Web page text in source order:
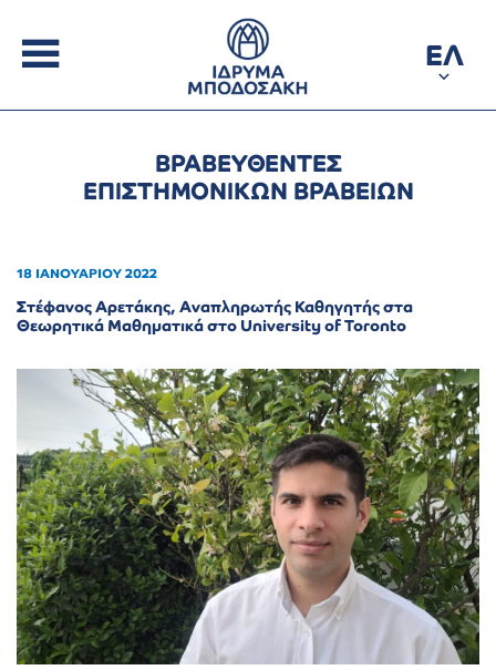
ΕΛ
ΒΡΑΒΕΥΘΕΝΤΕΣ
ΕΠΙΣΤΗΜΟΝΙΚΩΝ ΒΡΑΒΕΙΩΝ
18 ΙΑΝΟΥΑΡΙΟΥ 2022
Στέφανος Αρετάκης, Αναπληρωτής Καθηγητής στα
Θεωρητικά Μαθηματικά στο University of Toronto